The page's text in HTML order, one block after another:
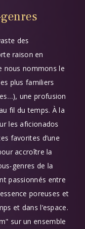
des
raison en
nous nommons le
plus familiers
une profusion
fil du temps. À la
les aficionados
favorites d’une
accroître la
genres de la
passionnés entre
poreuses et
et dans l’espace.
sur un ensemble